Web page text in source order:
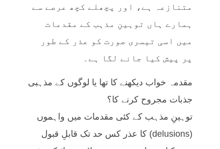
متنازعہ ہے، اور پچھلے کچھ عرصے سے
ہمارے ہاں توہینِ مذہب کے مقدمات
میں اسی تیسری صورت کو عذر کے طور
پر پیش کیا جانے لگا ہے۔
مقدمہ خواب دیکھنے کا تھا یا لوگوں کے مذہبی
جذبات مجروح کرنے کا؟
توہینِ مذہب کے کئی مقدمات میں واہموں
(delusions) کا عذر کس حد تک قابلِ قبول